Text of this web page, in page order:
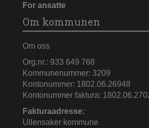
For ansatte
Om kommunen
Om oss
Org.nr.: 933 649 768
Kommunenummer: 3209
Kontonummer: 1802.06.26948
Kontonummer faktura:
Fakturaadresse:
Ullensaker kommune